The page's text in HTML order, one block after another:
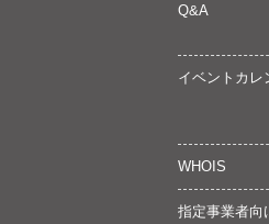
Q&A
イベントカレ
WHOIS
指定事業者向